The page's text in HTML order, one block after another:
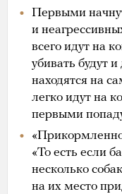
Первыми
и
всего идут на
убивать будут
находятся на
легко идут на
первыми
«То есть если
несколько
на их место